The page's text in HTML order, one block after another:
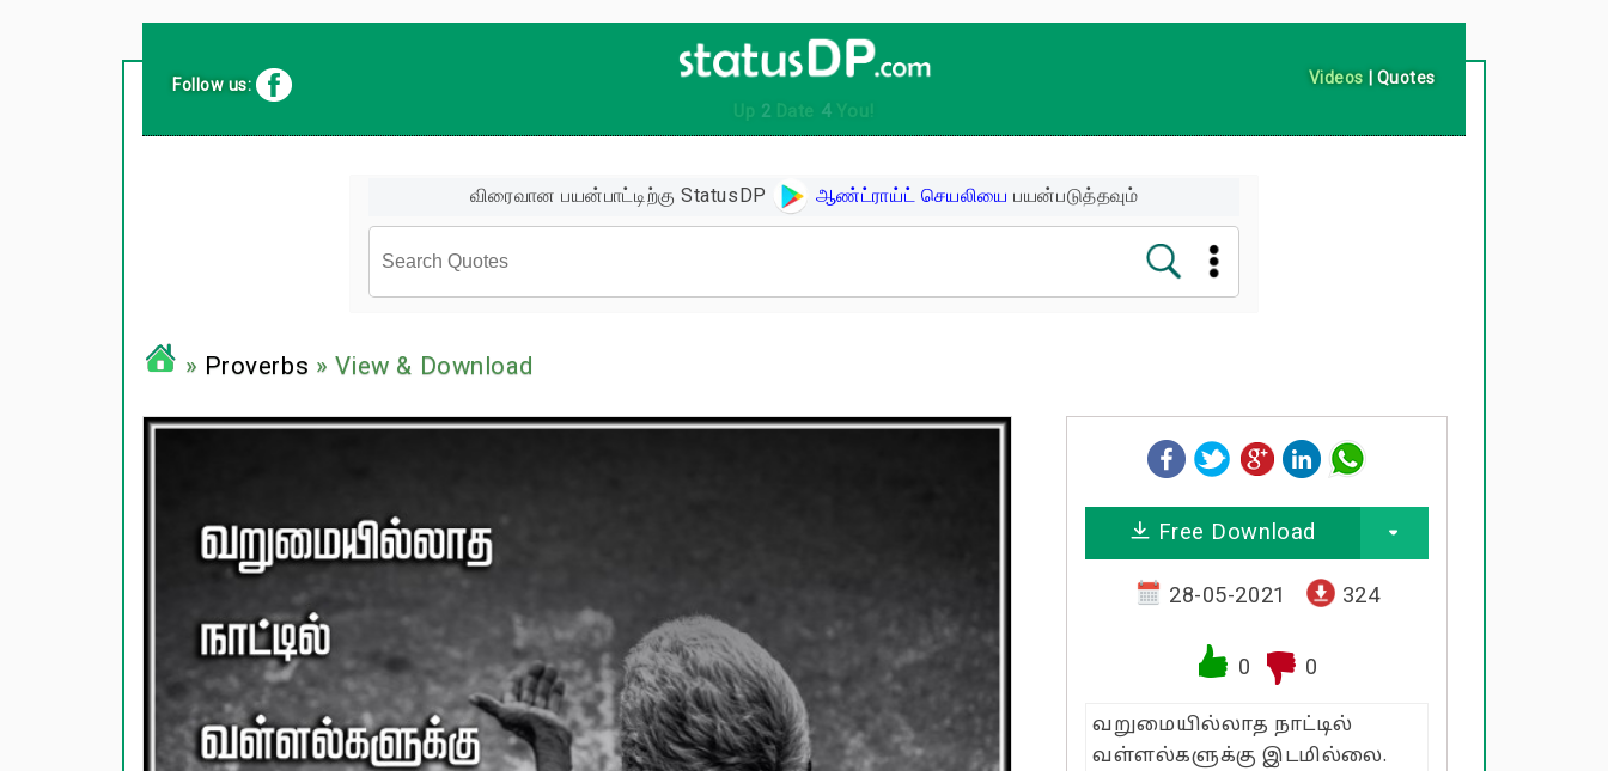
Up 2 Date 4You!
Follow us: Videos | Quotes
விரைவான பயன்பாட்டிற்கு StatusDP ஆண்ட்ராய்ட் செயலியை பயன்படுத்தவும்
ஊக்கம் / உத்வேக பொன்மொழிகள்
காதல் பொன்மொழிகள்
மகிழ்ச்சி பொன்மொழிகள்
பொதுவான பொன்மொழிகள்
» Proverbs » View & Download
Free Download
28-05-2021 324
0 0
வறுமையில்லாத நாட்டில்
வள்ளல்களுக்கு இடமில்லை.